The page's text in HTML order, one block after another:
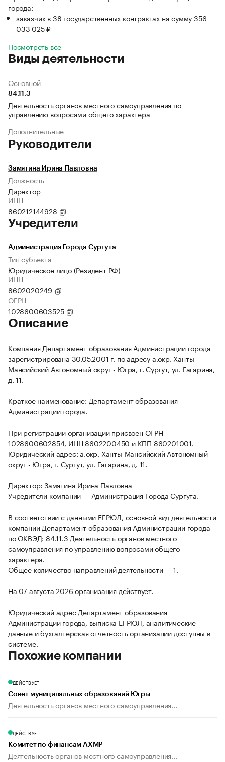
города:
заказчик в 38 государственных контрактах на сумму 356
033 025 ₽
Посмотреть все
Виды деятельности
Основной
84.11.3
Деятельность органов местного самоуправления по
управлению вопросами общего характера
Дополнительные
Руководители
Замятина Ирина Павловна
Должность
Директор
ИНН
860212144928
Учредители
Администрация Города Сургута
Тип субъекта
Юридическое лицо (Резидент РФ)
ИНН
8602020249
ОГРН
1028600603525
Описание
Компания Департамент образования Администрации города
зарегистрирована 30.05.2001 г. по адресу а.окр. Ханты-
Мансийский Автономный округ - Югра, г. Сургут, ул. Гагарина,
д. 11.
Краткое наименование: Департамент образования
Администрации города.
При регистрации организации присвоен ОГРН
1028600602854, ИНН 8602200450 и КПП 860201001.
Юридический адрес: а.окр. Ханты-Мансийский Автономный
округ - Югра, г. Сургут, ул. Гагарина, д. 11.
Директор: Замятина Ирина Павловна
Учредители компании — Администрация Города Сургута.
В соответствии с данными ЕГРЮЛ, основной вид деятельности
компании Департамент образования Администрации города
по ОКВЭД: 84.11.3 Деятельность органов местного
самоуправления по управлению вопросами общего
характера.
Общее количество направлений деятельности — 1.
На 07 августа 2026 организация действует.
Юридический адрес Департамент образования
Администрации города, выписка ЕГРЮЛ, аналитические
данные и бухгалтерская отчетность организации доступны в
системе.
Похожие компании
ДЕЙСТВУЕТ
Совет муниципальных образований Югры
Деятельность органов местного самоуправления...
ДЕЙСТВУЕТ
Комитет по финансам АХМР
Деятельность органов местного самоуправления...